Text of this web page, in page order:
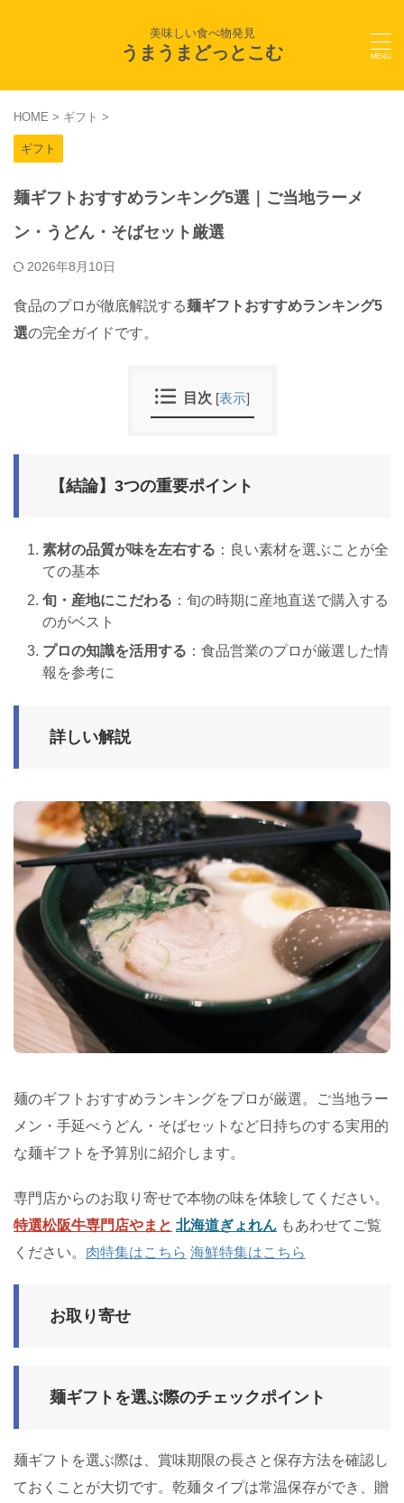
美味しい食べ物発見
うまうまどっとこむ
HOME > ギフト >
ギフト
麺ギフトおすすめランキング5選｜ご当地ラーメ
ン・うどん・そばセット厳選
2026年8月10日
食品のプロが徹底解説する麺ギフトおすすめランキング5
選の完全ガイドです。
目次 [表示]
【結論】3つの重要ポイント
素材の品質が味を左右する ：良い素材を選ぶことが全
ての基本
旬・産地にこだわる ：旬の時期に産地直送で購入する
のがベスト
プロの知識を活用する ：食品営業のプロが厳選した情
報を参考に
詳しい解説
麺のギフトおすすめランキングをプロが厳選。ご当地ラー
メン・手延べうどん・そばセットなど日持ちのする実用的
な麺ギフトを予算別に紹介します。
専門店からのお取り寄せで本物の味を体験してください。
特選松阪牛専門店やまと 北海道ぎょれん もあわせてご覧
ください。 肉特集はこちら 海鮮特集はこちら
お取り寄せ
麺ギフトを選ぶ際のチェックポイント
麺ギフトを選ぶ際は、賞味期限の長さと保存方法を確認し
ておくことが大切です。乾麺タイプは常温保存ができ、贈